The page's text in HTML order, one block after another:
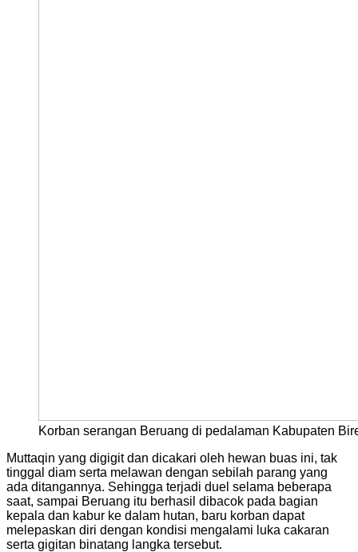
Korban serangan Beruang di pedalaman Kabupaten
Muttaqin yang digigit dan dicakari oleh hewan buas ini, tak
tinggal diam serta melawan dengan sebilah parang yang
ada ditangannya. Sehingga terjadi duel selama beberapa
saat, sampai Beruang itu berhasil dibacok pada bagian
kepala dan kabur ke dalam hutan, baru korban dapat
melepaskan diri dengan kondisi mengalami luka cakaran
serta gigitan binatang langka tersebut.